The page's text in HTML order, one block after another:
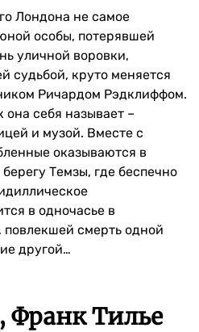
Лондона не самое
особы, потерявшей
уличной воровки,
судьбой, круто меняется
Ричардом Рэдклиффом.
себя называет –
и музой. Вместе с
оказываются в
Темзы, где беспечно
в одночасье в
повлекшей смерть одной
другой…
Франк Тилье